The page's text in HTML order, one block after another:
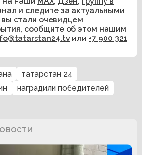
и следите за актуальными
стали очевидцем
сообщите об этом нашим
или +7 900 321
татарстан 24
наградили победителей